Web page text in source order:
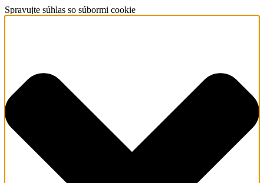
Spravujte súhlas so súbormi cookie